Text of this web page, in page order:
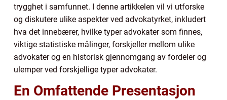
trygghet i samfunnet. I denne artikkelen vil vi utforske
og diskutere ulike aspekter ved advokatyrket, inkludert
hva det innebærer, hvilke typer advokater som finnes,
viktige statistiske målinger, forskjeller mellom ulike
advokater og en historisk gjennomgang av fordeler og
ulemper ved forskjellige typer advokater.
En Omfattende Presentasjon